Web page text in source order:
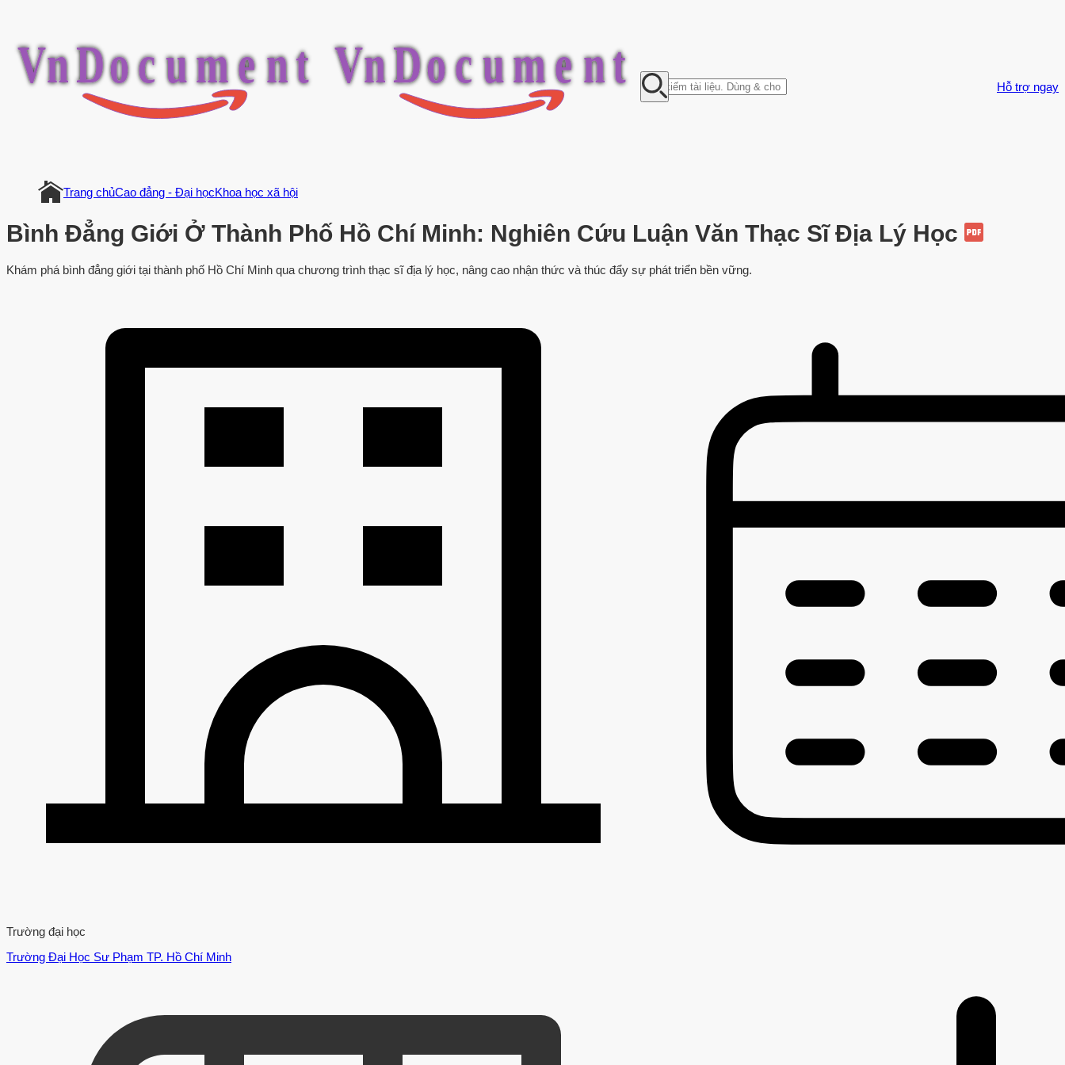
VnDocument VnDocument Hỗ trợ ngay
Trang chủCao đẳng - Đại họcKhoa học xã hội
Bình Đẳng Giới Ở Thành Phố Hồ Chí Minh: Nghiên Cứu Luận Văn Thạc Sĩ Địa Lý Học
Khám phá bình đẳng giới tại thành phố Hồ Chí Minh qua chương trình thạc sĩ địa lý học, nâng cao nhận thức và thúc đẩy sự phát triển bền vững.
Trường đại học
Trường Đại Học Sư Phạm TP. Hồ Chí Minh